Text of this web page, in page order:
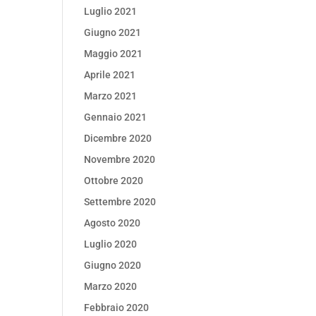
Luglio 2021
Giugno 2021
Maggio 2021
Aprile 2021
Marzo 2021
Gennaio 2021
Dicembre 2020
Novembre 2020
Ottobre 2020
Settembre 2020
Agosto 2020
Luglio 2020
Giugno 2020
Marzo 2020
Febbraio 2020